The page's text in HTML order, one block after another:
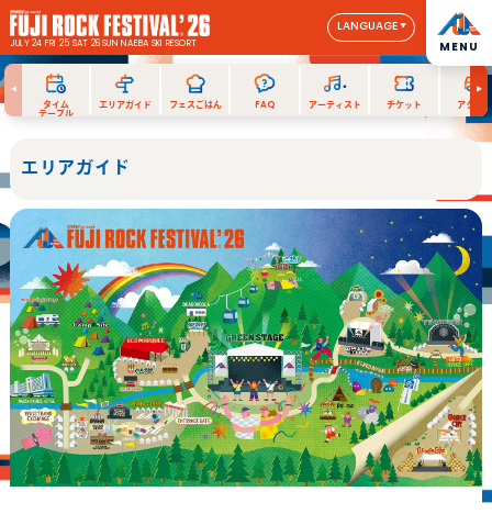
JULY 24 FRI 25 SAT 26 SUNNAEBA SKI RESORT
LANGUAGE
MENU
タイム
テーブル
エリアガイド フェスごはん FAQ アーティスト チケット アクセス
エリアガイド